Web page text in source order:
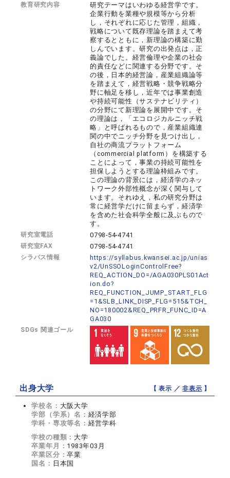
教育研究内容
研究テーマはいわゆる経営学です。
企業行動を業種や規模等から分析
し，それぞれに応じた管理，組織，
戦略について既存理論を踏まえて考
察するとともに，新理論の構築に勤
しんでいます。研究の出発点は，正
義論でした。経営倫理や企業の社会
的責任などに関連する分野です。そ
の後，日本的経営論，産業組織論等
を踏まえて，経営戦略・競争戦略分
野に軸足を移し，近年では事業創造
や持続可能性（サステナビリティ）
の分野にて新理論を展開中です。そ
の理論は，「エコロジカルニッチ戦
略」と呼ばれるもので，産業組織連
関の中でニッチ分野を見つけ出し，
自社の商流プラットフォーム
（commercial platform）を構築する
ことによって，事業の持続可能性を
担保しようとする理論枠組みです。
この理論の背景には，経済学のネッ
トワーク外部性概念が深く関与して
います。それゆえ，私の研究分野は
常に経営学だけに留まらず，経済学
を含めた社会科学全般に及ぶもので
す。
研究室電話 0798-54-4741
研究室FAX 0798-54-4741
シラバス情報
https://syllabus.kwansei.ac.jp/unias
v2/UnSSOLoginControlFree?
REQ_ACTION_DO=/AGA030PLS01Act
ion.do?
REQ_FUNCTION_JUMP_START_FLG
=1&SLB_LINK_DISP_FLG=515&TCH_
NO=180002&REQ_PRFR_FUNC_ID=A
GA030
SDGs 関連ゴール
出身大学 【 表示 ／非表示 】
学校名： 大阪大学
学部（学系）名： 経済学部
学科・専攻等名： 経営学科
学校の種類： 大学
卒業年月： 1983年03月
卒業区分：卒業
国名： 日本国